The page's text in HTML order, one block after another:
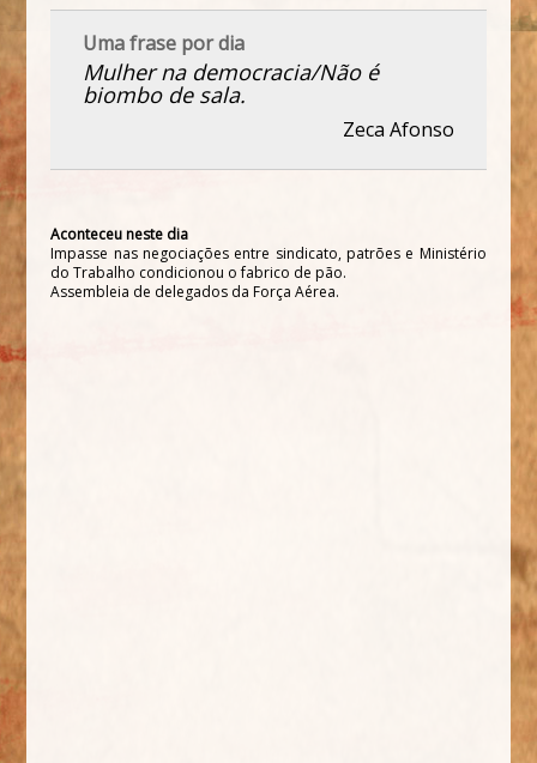
Uma frase por dia
Mulher na democracia/Não é
biombo de sala.
Zeca Afonso
Aconteceu neste dia
Impasse nas negociações entre sindicato, patrões e Ministério
do Trabalho condicionou o fabrico de pão.
Assembleia de delegados da Força Aérea.